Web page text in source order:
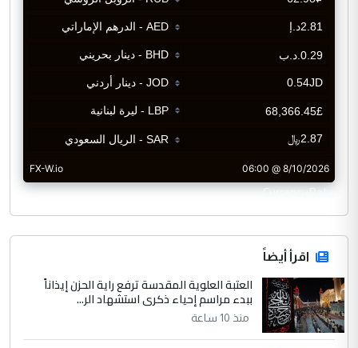
CurrencyRate
اقرأ أيضاً
العتبة العلوية المقدسة ترفع راية الحزن إيذاناً
ببدء مراسم إحياء ذكرى استشهاد الر...
منذ 10 ساعة